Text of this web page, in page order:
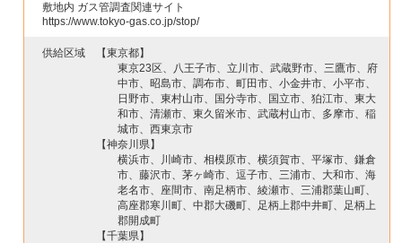
敷地内 ガス管調査関連サイト
https://www.tokyo-gas.co.jp/stop/
供給区域
【東京都】
東京23区、八王子市、立川市、武蔵野市、三鷹市、府
中市、昭島市、調布市、町田市、小金井市、小平市、
日野市、東村山市、国分寺市、国立市、狛江市、東大
和市、清瀬市、東久留米市、武蔵村山市、多摩市、稲
城市、西東京市
【神奈川県】
横浜市、川崎市、相模原市、横須賀市、平塚市、鎌倉
市、藤沢市、茅ヶ崎市、逗子市、三浦市、大和市、海
老名市、座間市、南足柄市、綾瀬市、三浦郡葉山町、
高座郡寒川町、中郡大磯町、足柄上郡中井町、足柄上
郡開成町
【千葉県】